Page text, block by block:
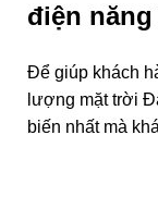
điện
Để giúp khách
lượng mặt trời
biến nhất mà